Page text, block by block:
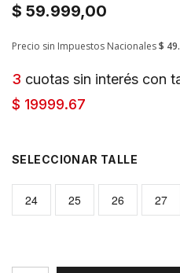
$ 59.999,00
Precio sin Impuestos Nacionales$
3 cuotas sin interés con
$ 19999.67
TALLE
24 25 26 27